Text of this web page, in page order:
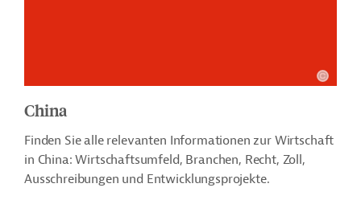
China
Finden Sie alle relevanten Informationen zur Wirtschaft
in China: Wirtschaftsumfeld, Branchen, Recht, Zoll,
Ausschreibungen und Entwicklungsprojekte.